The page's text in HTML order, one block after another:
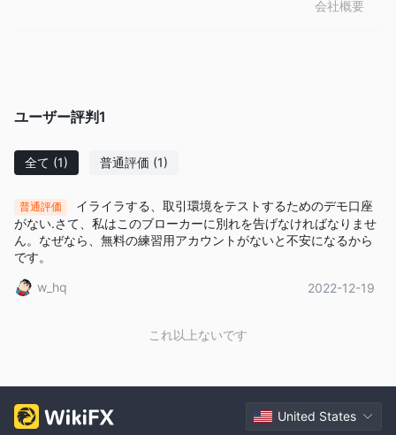
最低入金額は、標準口座の 250 ユーロからダイヤモンド口座の
払う場合は、取引後 540 日以内であれば請求を戻すことができ
ます。
顧客サポート
の連絡先チャネルを通じてこのブローカーに連絡できます。
電話：INFO@GROWPROMARKETS.INFO
メール: +447360538455
リスク警告
は、資本に高いリスクをもたらすため、すべての投資家に適して
す。
会社概要
ユーザー評判1
全て (1) 普通評価 (1)
普通評価
イライラする、取引環境をテストするためのデモ口座
がない.さて、私はこのブローカーに別れを告げなければなりませ
ん。なぜなら、無料の練習用アカウントがないと不安になるから
です。
w_hq
2022-12-19
これ以上ないです
United States